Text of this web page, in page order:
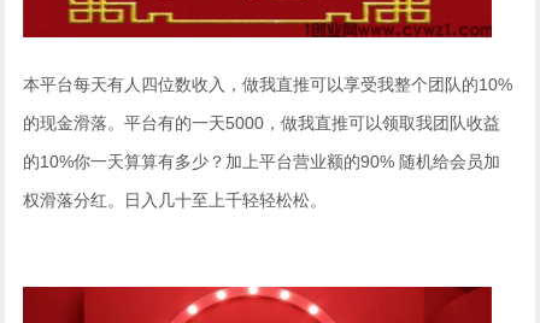
本平台每天有人四位数收入，做我直推可以享受我整个团队的10%
的现金滑落。平台有的一天5000，做我直推可以领取我团队收益
的10%你一天算算有多少？加上平台营业额的90% 随机给会员加
权滑落分红。日入几十至上千轻轻松松。